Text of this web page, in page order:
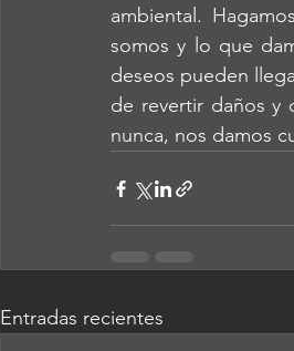
ambiental.
somos y lo que
deseos pueden
de revertir daños y
nunca, nos damos
Entradas recientes